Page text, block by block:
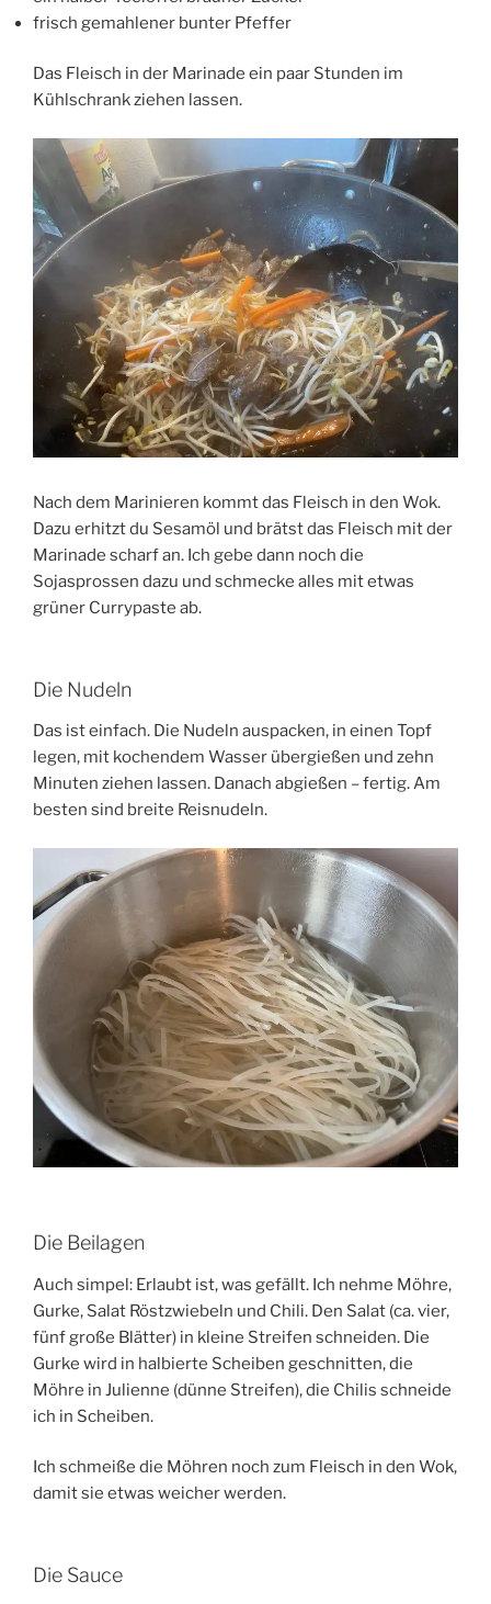
frisch gemahlener bunter Pfeffer
Das Fleisch in der Marinade ein paar Stunden im
Kühlschrank ziehen lassen.
Nach dem Marinieren kommt das Fleisch in den Wok.
Dazu erhitzt du Sesamöl und brätst das Fleisch mit der
Marinade scharf an. Ich gebe dann noch die
Sojasprossen dazu und schmecke alles mit etwas
grüner Currypaste ab.
Die Nudeln
Das ist einfach. Die Nudeln auspacken, in einen Topf
legen, mit kochendem Wasser übergießen und zehn
Minuten ziehen lassen. Danach abgießen – fertig. Am
besten sind breite Reisnudeln.
Die Beilagen
Auch simpel: Erlaubt ist, was gefällt. Ich nehme Möhre,
Gurke, Salat Röstzwiebeln und Chili. Den Salat (ca. vier,
fünf große Blätter) in kleine Streifen schneiden. Die
Gurke wird in halbierte Scheiben geschnitten, die
Möhre in Julienne (dünne Streifen), die Chilis schneide
ich in Scheiben.
Ich schmeiße die Möhren noch zum Fleisch in den Wok,
damit sie etwas weicher werden.
Die Sauce